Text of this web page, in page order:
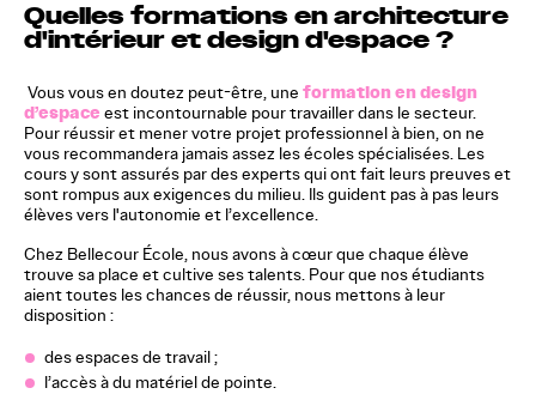
Quelles formations en architecture
d'intérieur et design d'espace ?
Vous vous en doutez peut-être, une formation en design
d’espace est incontournable pour travailler dans le secteur.
Pour réussir et mener votre projet professionnel à bien, on ne
vous recommandera jamais assez les écoles spécialisées. Les
cours y sont assurés par des experts qui ont fait leurs preuves et
sont rompus aux exigences du milieu. Ils guident pas à pas leurs
élèves vers l'autonomie et l’excellence.
Chez Bellecour École, nous avons à cœur que chaque élève
trouve sa place et cultive ses talents. Pour que nos étudiants
aient toutes les chances de réussir, nous mettons à leur
disposition :
des espaces de travail ;
l’accès à du matériel de pointe.